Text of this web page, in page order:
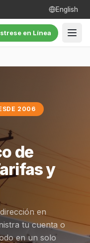
English
en Línea
2006
de
y
en
tu cuenta o
en un solo